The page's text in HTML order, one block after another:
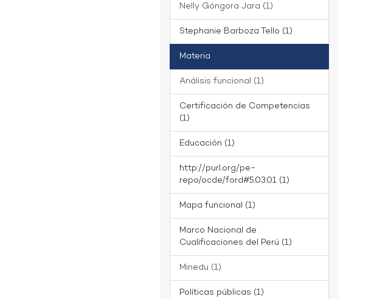
Nelly Góngora Jara (1)
Stephanie Barboza Tello (1)
Materia
Análisis funcional (1)
Certificación de Competencias
(1)
Educación (1)
http://purl.org/pe-
repo/ocde/ford#5.03.01 (1)
Mapa funcional (1)
Marco Nacional de
Cualificaciones del Perú (1)
Minedu (1)
Políticas públicas (1)